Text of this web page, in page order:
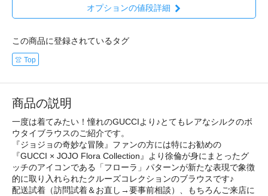
オプションの値段詳細
この商品に登録されているタグ
👚 Top
商品の説明
一度は着てみたい！憧れのGUCCIより♪とてもレアなシルクのボ
ウタイブラウスのご紹介です。
『ジョジョの奇妙な冒険』ファンの方には特にお勧めの
『GUCCI × JOJO Flora Collection』より徐倫が身にまとったグ
ッチのアイコンである「フローラ」パターンが新たな表現で象徴
的に取り入れられたクルーズコレクションのブラウスです♪
配送試着（訪問試着＆お直し→要事前相談）、もちろんご来店に